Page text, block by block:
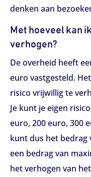
denken aan
Met hoeveel kan
verhogen?
De overheid heeft
euro vastgesteld.
risico vrijwillig te
Je kunt je eigen
euro, 200 euro, 300
kunt dus het bedrag
een bedrag van
het verhogen van